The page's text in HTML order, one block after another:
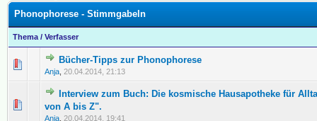
Phonophorese - Stimmgabeln
Thema / Verfasser
Bücher-Tipps zur Phonophorese
Anja 20.04.2014, 21:13
0 Bewertung(en) - 0 von 5 durchschnittlich
12345
Interview zum Buch: Die kosmische Hausapotheke für
von A bis Z".
Anja 20.04.2014, 19:41
0 Bewertung(en) - 0 von 5 durchschnittlich